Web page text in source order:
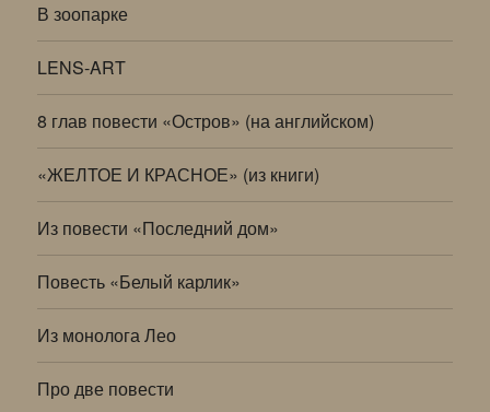
В зоопарке
LENS-ART
8 глав повести «Остров» (на английском)
«ЖЕЛТОЕ И КРАСНОЕ» (из книги)
Из повести «Последний дом»
Повесть «Белый карлик»
Из монолога Лео
Про две повести